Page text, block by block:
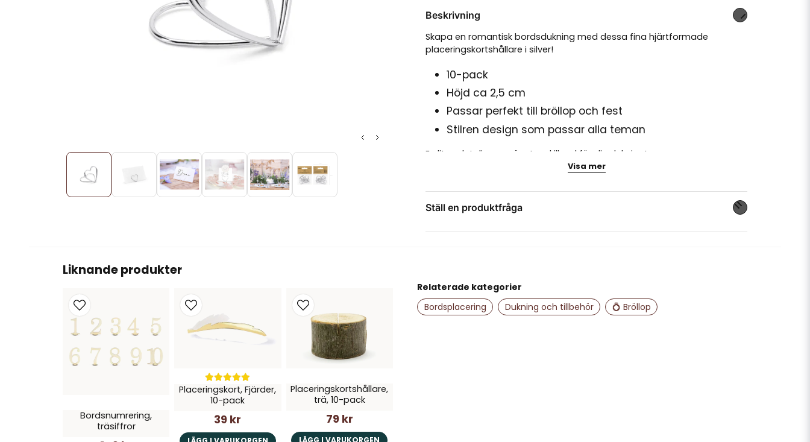
Beskrivning
Skapa en romantisk bordsdukning med dessa fina hjärtformade
placeringskortshållare i silver!
10-pack
Höjd ca 2,5 cm
Passar perfekt till bröllop och fest
Stilren design som passar alla teman
En liten detalj som gör stor skillnad för din dukning!
Visa mer
Ställ en produktfråga
name
Namn emailMejladress
Liknande produkter
Bordsnumrering,
träsiffror
Placeringskort, Fjärder,
10-pack
39 kr
Placeringskortshållare,
trä, 10-pack
79 kr
LÄGG I VARUKORGEN
Relaterade kategorier
Bordsplacering
Dukning och tillbehör 💍 Bröllop